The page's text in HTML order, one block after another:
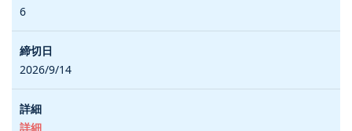
6
2026/9/14
詳細